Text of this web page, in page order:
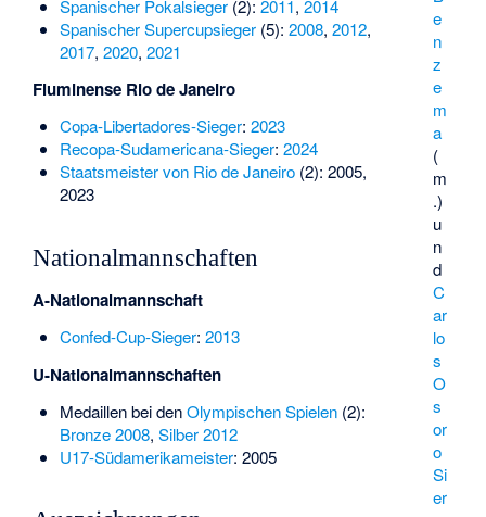
e
n
z
e
m
a
(
m
.)
u
n
d
C
ar
lo
s
O
s
or
o
Si
er
Spanischer Pokalsieger(2): 2011, 2014
Spanischer Supercupsieger(5): 2008, 2012,
2017, 2020, 2021
Fluminense Rio de Janeiro
Copa-Libertadores-Sieger: 2023
Recopa-Sudamericana-Sieger: 2024
Staatsmeister von Rio de Janeiro(2): 2005,
2023
Nationalmannschaften
A-Nationalmannschaft
Confed-Cup-Sieger: 2013
U-Nationalmannschaften
Medaillen bei denOlympischen Spielen(2):
Bronze 2008, Silber 2012
U17-Südamerikameister: 2005